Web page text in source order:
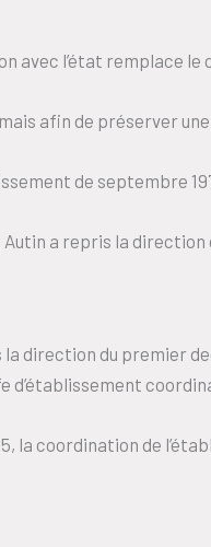
avec l’état remplace le
afin de préserver
de septembre
a repris la
la direction du premier
d’établissement
la coordination de